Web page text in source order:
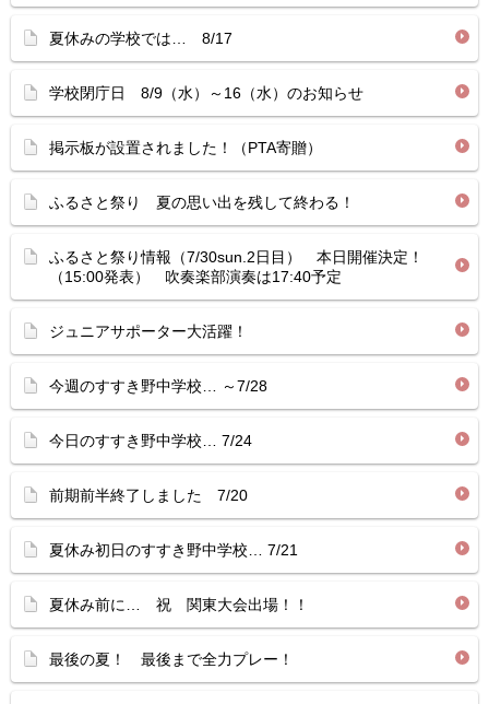
夏休みの学校では… 8/17
学校閉庁日 8/9（水）～16（水）のお知らせ
掲示板が設置されました！（PTA寄贈）
ふるさと祭り 夏の思い出を残して終わる！
ふるさと祭り情報（7/30sun.2日目） 本日開催決定！
（15:00発表） 吹奏楽部演奏は17:40予定
ジュニアサポーター大活躍！
今週のすすき野中学校… ～7/28
今日のすすき野中学校… 7/24
前期前半終了しました 7/20
夏休み初日のすすき野中学校… 7/21
夏休み前に… 祝 関東大会出場！！
最後の夏！ 最後まで全力プレー！